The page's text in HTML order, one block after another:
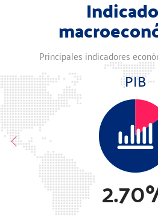
Principales indicadores
PIB